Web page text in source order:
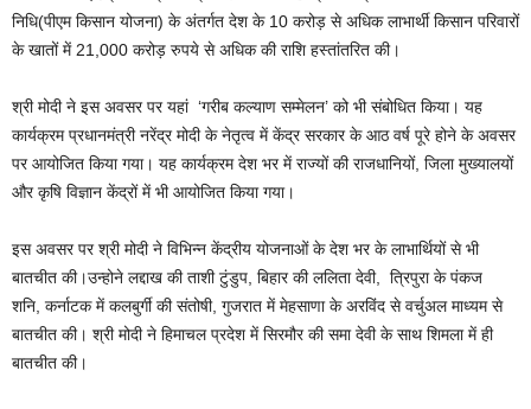
निधि(पीएम किसान योजना) के अंतर्गत देश के 10 करोड़ से अधिक लाभार्थी किसान परिवारों
के खातों में 21,000 करोड़ रुपये से अधिक की राशि हस्‍तांतरित की।
श्री मोदी ने इस अवसर पर यहां ‘गरीब कल्याण सम्मेलन’ को भी संबोधित किया। यह
कार्यक्रम प्रधानमंत्री नरेंद्र मोदी के नेतृत्व में केंद्र सरकार के आठ वर्ष पूरे होने के अवसर
पर आयोजित किया गया। यह कार्यक्रम देश भर में राज्यों की राजधानियों, जिला मुख्यालयों
और कृषि विज्ञान केंद्रों में भी आयोजित किया गया।
इस अवसर पर श्री मोदी ने विभिन्न केंद्रीय योजनाओं के देश भर के लाभार्थियों से भी
बातचीत की।उन्होने लद्दाख की ताशी टुंडुप, बिहार की ललिता देवी, त्रिपुरा के पंकज
शनि, कर्नाटक में कलबुर्गी की संतोषी, गुजरात में मेहसाणा के अरविंद से वर्चुअल माध्‍यम से
बातचीत की। श्री मोदी ने हिमाचल प्रदेश में सिरमौर की समा देवी के साथ शिमला में ही
बातचीत की।